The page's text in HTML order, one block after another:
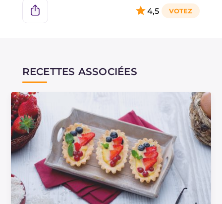
4,5
RECETTES ASSOCIÉES